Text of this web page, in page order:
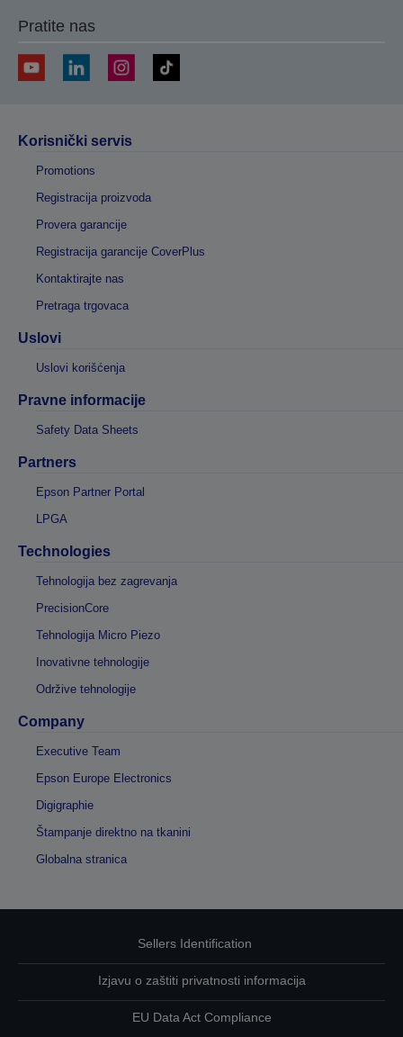
Pratite nas
Korisnički servis
Promotions
Registracija proizvoda
Provera garancije
Registracija garancije CoverPlus
Kontaktirajte nas
Pretraga trgovaca
Uslovi
Uslovi korišćenja
Pravne informacije
Safety Data Sheets
Partners
Epson Partner Portal
LPGA
Technologies
Tehnologija bez zagrevanja
PrecisionCore
Tehnologija Micro Piezo
Inovativne tehnologije
Održive tehnologije
Company
Executive Team
Epson Europe Electronics
Digigraphie
Štampanje direktno na tkanini
Globalna stranica
Sellers Identification
Izjavu o zaštiti privatnosti informacija
EU Data Act Compliance